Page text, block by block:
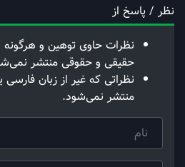
نظر / پاسخ از
نظرات حاوی توهین و
حقیقی و حقوقی منتشر
نظراتی که غیر از زبان فارسی
منتشر نمی‌شود.